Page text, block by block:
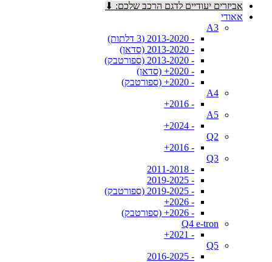
אביזרים יעודיים לדגם הרכב שלכם: ⬇
אאודי
A3
- 2013-2020 (3 דלתות)
- 2013-2020 (סדאן)
- 2013-2020 (ספורטבק)
- 2020+ (סדאן)
- 2020+ (ספורטבק)
A4
- 2016+
A5
- 2024+
Q2
- 2016+
Q3
- 2011-2018
- 2019-2025
- 2019-2025 (ספורטבק)
- 2026+
- 2026+ (ספורטבק)
Q4 e-tron
- 2021+
Q5
- 2016-2025